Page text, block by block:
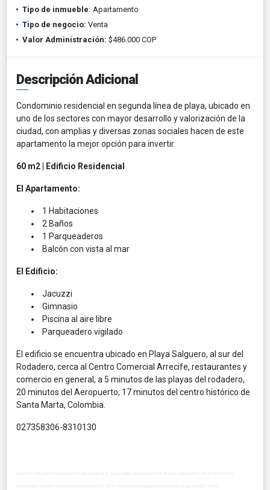
Tipo de inmueble: Apartamento
Tipo de negocio: Venta
Valor Administración: $486.000 COP
Descripción Adicional
Condominio residencial en segunda línea de playa, ubicado en
uno de los sectores con mayor desarrollo y valorización de la
ciudad, con amplias y diversas zonas sociales hacen de este
apartamento la mejor opción para invertir.
60 m2 | Edificio Residencial
El Apartamento:
1 Habitaciones
2 Baños
1 Parqueaderos
Balcón con vista al mar
El Edificio:
Jacuzzi
Gimnasio
Piscina al aire libre
Parqueadero vigilado
El edificio se encuentra ubicado en Playa Salguero, al sur del
Rodadero, cerca al Centro Comercial Arrecife, restaurantes y
comercio en general, a 5 minutos de las playas del rodadero,
20 minutos del Aeropuerto, 17 minutos del centro histórico de
Santa Marta, Colombia.
027358306-8310130